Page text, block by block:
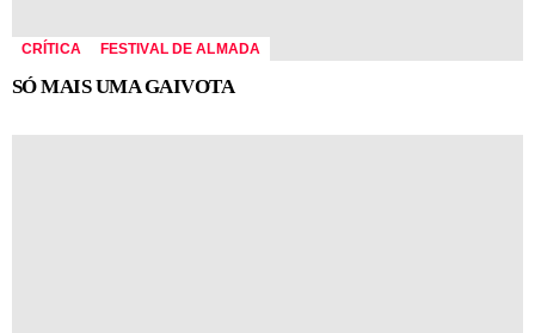
CRÍTICA FESTIVAL DE ALMADA
SÓ MAIS UMA GAIVOTA